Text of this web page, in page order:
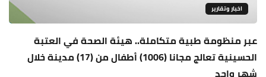
اخبار وتقارير
عبر منظومة طبية متكاملة.. هيئة الصحة في العتبة
الحسينية تعالج مجانا (1006) أطفال من (17) مدينة خلال
شهر واحد